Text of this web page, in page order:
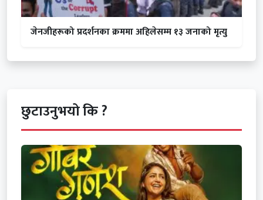
जेनजीहरूको प्रदर्शनका क्रममा अहिलेसम्म १३ जनाको मृत्यु
छुटाउनुभयो कि ?